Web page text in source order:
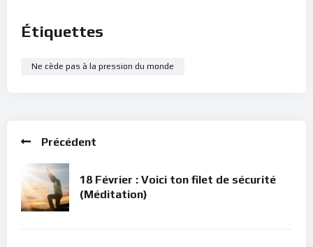
Étiquettes
Ne cède pas à la pression du monde
Précédent
18 Février : Voici ton filet de sécurité
(Méditation)